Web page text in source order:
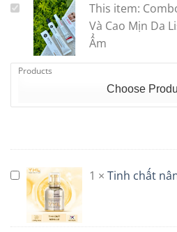
Combo
Trắng
Tạo
Và
Da
Lisse
Bling
Cung
This item:
Và Cao Mịn Da
Ẩm
Products
Tinh
chất
nâng
cơ
1 × Tinh chất